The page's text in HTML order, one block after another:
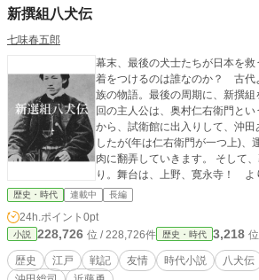
新撰組八犬伝
七味春五郎
幕末、最後の犬士たちが日本を
着をつけるのは誰なのか？ 古代
族の物語。最後の周期に、新撰組
回の主人公は、奥村仁右衛門と
から、試衛館に出入りして、沖田
したが(年は仁右衛門が一つ上)、
肉に翻弄していきます。 そして
り。舞台は、上野、寛永寺！ よ
弾に倒れ、気絶していた仁右衛門
は近藤勇の処刑、であった―― 新
にからめた夢の物語がついに開幕
歴史・時代 連載中 長編
24h.ポイント 0pt
小説 228,726 位 / 228,726件 歴史・時代 3,218
歴史 江戸 戦記 友情 時代小説 八犬伝